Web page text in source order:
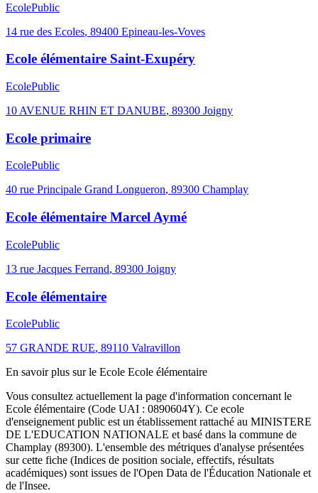
EcolePublic
14 rue des Ecoles, 89400 Epineau-les-Voves
Ecole élémentaire Saint-Exupéry
EcolePublic
10 AVENUE RHIN ET DANUBE, 89300 Joigny
Ecole primaire
EcolePublic
40 rue Principale Grand Longueron, 89300 Champlay
Ecole élémentaire Marcel Aymé
EcolePublic
13 rue Jacques Ferrand, 89300 Joigny
Ecole élémentaire
EcolePublic
57 GRANDE RUE, 89110 Valravillon
En savoir plus sur le Ecole Ecole élémentaire
Vous consultez actuellement la page d'information concernant le
Ecole élémentaire (Code UAI : 0890604Y). Ce ecole
d'enseignement public est un établissement rattaché au MINISTERE
DE L'EDUCATION NATIONALE et basé dans la commune de
Champlay (89300). L'ensemble des métriques d'analyse présentées
sur cette fiche (Indices de position sociale, effectifs, résultats
académiques) sont issues de l'Open Data de l'Éducation Nationale et
de l'Insee.